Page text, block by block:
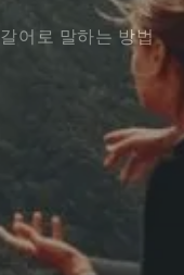
어로 말하는 방법